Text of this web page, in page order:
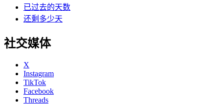
已过去的天数
还剩多少天
社交媒体
X
Instagram
TikTok
Facebook
Threads